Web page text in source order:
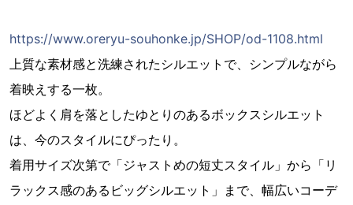
https://www.oreryu-souhonke.jp/SHOP/od-1108.html
上質な素材感と洗練されたシルエットで、シンプルながら
着映えする一枚。
ほどよく肩を落としたゆとりのあるボックスシルエット
は、今のスタイルにぴったり。
着用サイズ次第で「ジャストめの短丈スタイル」から「リ
ラックス感のあるビッグシルエット」まで、幅広いコーデ